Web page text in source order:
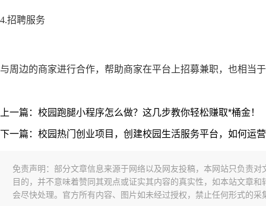
4.招聘服务
与周边的商家进行合作，帮助商家在平台上招募兼职，也相当
上一篇：校园跑腿小程序怎么做？这几步教你轻松赚取*桶金！
下一篇：校园热门创业项目，创建校园生活服务平台，如何运
免责声明：部分文章信息来源于网络以及网友投稿，本网站只负责
目的，并不意味着赞同其观点或证实其内容的真实性，如本站文章
会尽快处理。官方所有内容、图片如未经过授权，禁止任何形式的采